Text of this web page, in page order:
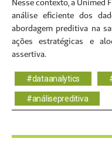
Nesse contexto, a Unimed
análise eficiente dos
abordagem preditiva na
ações estratégicas e
assertiva.
#dataanalytics
#análisepreditiva